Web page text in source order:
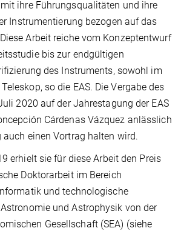
ihre Führungsqualitäten und ihre
Instrumentierung bezogen auf das
Arbeit reiche vom Konzeptentwurf
bis zur endgültigen
des Instruments, sowohl im
so die EAS. Die Vergabe des
2020 auf der Jahrestagung der EAS
Cárdenas Vázquez anlässlich
auch einen Vortrag halten wird.
erhielt sie für diese Arbeit den Preis
Doktorarbeit im Bereich
und technologische
und Astrophysik von der
Gesellschaft (SEA) (siehe